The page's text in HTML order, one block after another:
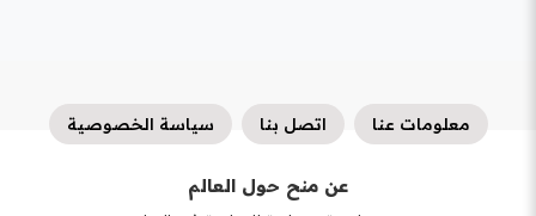
معلومات عنا اتصل بنا سياسة الخصوصية
عن منح حول العالم